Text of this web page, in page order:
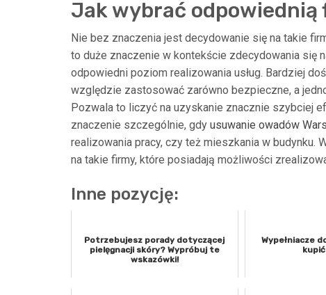
Jak wybrać odpowiednią
Nie bez znaczenia jest decydowanie się na takie
to duże znaczenie w kontekście zdecydowania się
odpowiedni poziom realizowania usług. Bardziej
względzie zastosować zarówno bezpieczne, a
Pozwala to liczyć na uzyskanie znacznie szybciej
znaczenie szczególnie, gdy usuwanie owadów
realizowania pracy, czy też mieszkania w
na takie firmy, które posiadają możliwości
Inne pozycję:
Potrzebujesz porady dotyczącej
pielęgnacji skóry? Wypróbuj te
wskazówki!
Wypełniacze